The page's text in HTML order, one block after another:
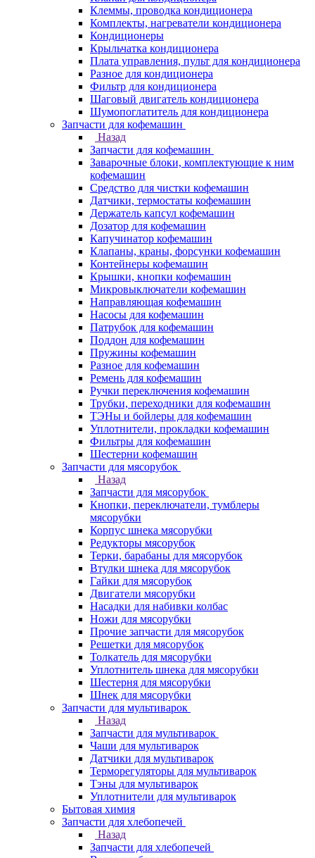
Клеммы, проводка кондиционера
Комплекты, нагреватели кондиционера
Кондиционеры
Крыльчатка кондиционера
Плата управления, пульт для кондиционера
Разное для кондиционера
Фильтр для кондиционера
Шаговый двигатель кондиционера
Шумопоглатитель для кондиционера
Запчасти для кофемашин
Назад
Запчасти для кофемашин
Заварочные блоки, комплектующие к ним
кофемашин
Средство для чистки кофемашин
Датчики, термостаты кофемашин
Держатель капсул кофемашин
Дозатор для кофемашин
Капучинатор кофемашин
Клапаны, краны, форсунки кофемашин
Контейнеры кофемашин
Крышки, кнопки кофемашин
Микровыключатели кофемашин
Направляющая кофемашин
Насосы для кофемашин
Патрубок для кофемашин
Поддон для кофемашин
Пружины кофемашин
Разное для кофемашин
Ремень для кофемашин
Ручки переключения кофемашин
Трубки, переходники для кофемашин
ТЭНы и бойлеры для кофемашин
Уплотнители, прокладки кофемашин
Фильтры для кофемашин
Шестерни кофемашин
Запчасти для мясорубок
Назад
Запчасти для мясорубок
Кнопки, переключатели, тумблеры
мясорубки
Корпус шнека мясорубки
Редукторы мясорубок
Терки, барабаны для мясорубок
Втулки шнека для мясорубок
Гайки для мясорубок
Двигатели мясорубки
Насадки для набивки колбас
Ножи для мясорубки
Прочие запчасти для мясорубок
Решетки для мясорубок
Толкатель для мясорубки
Уплотнитель шнека для мясорубки
Шестерня для мясорубки
Шнек для мясорубки
Запчасти для мультиварок
Назад
Запчасти для мультиварок
Чаши для мультиварок
Датчики для мультиварок
Терморегуляторы для мультиварок
Тэны для мультиварок
Уплотнители для мультиварок
Бытовая химия
Запчасти для хлебопечей
Назад
Запчасти для хлебопечей